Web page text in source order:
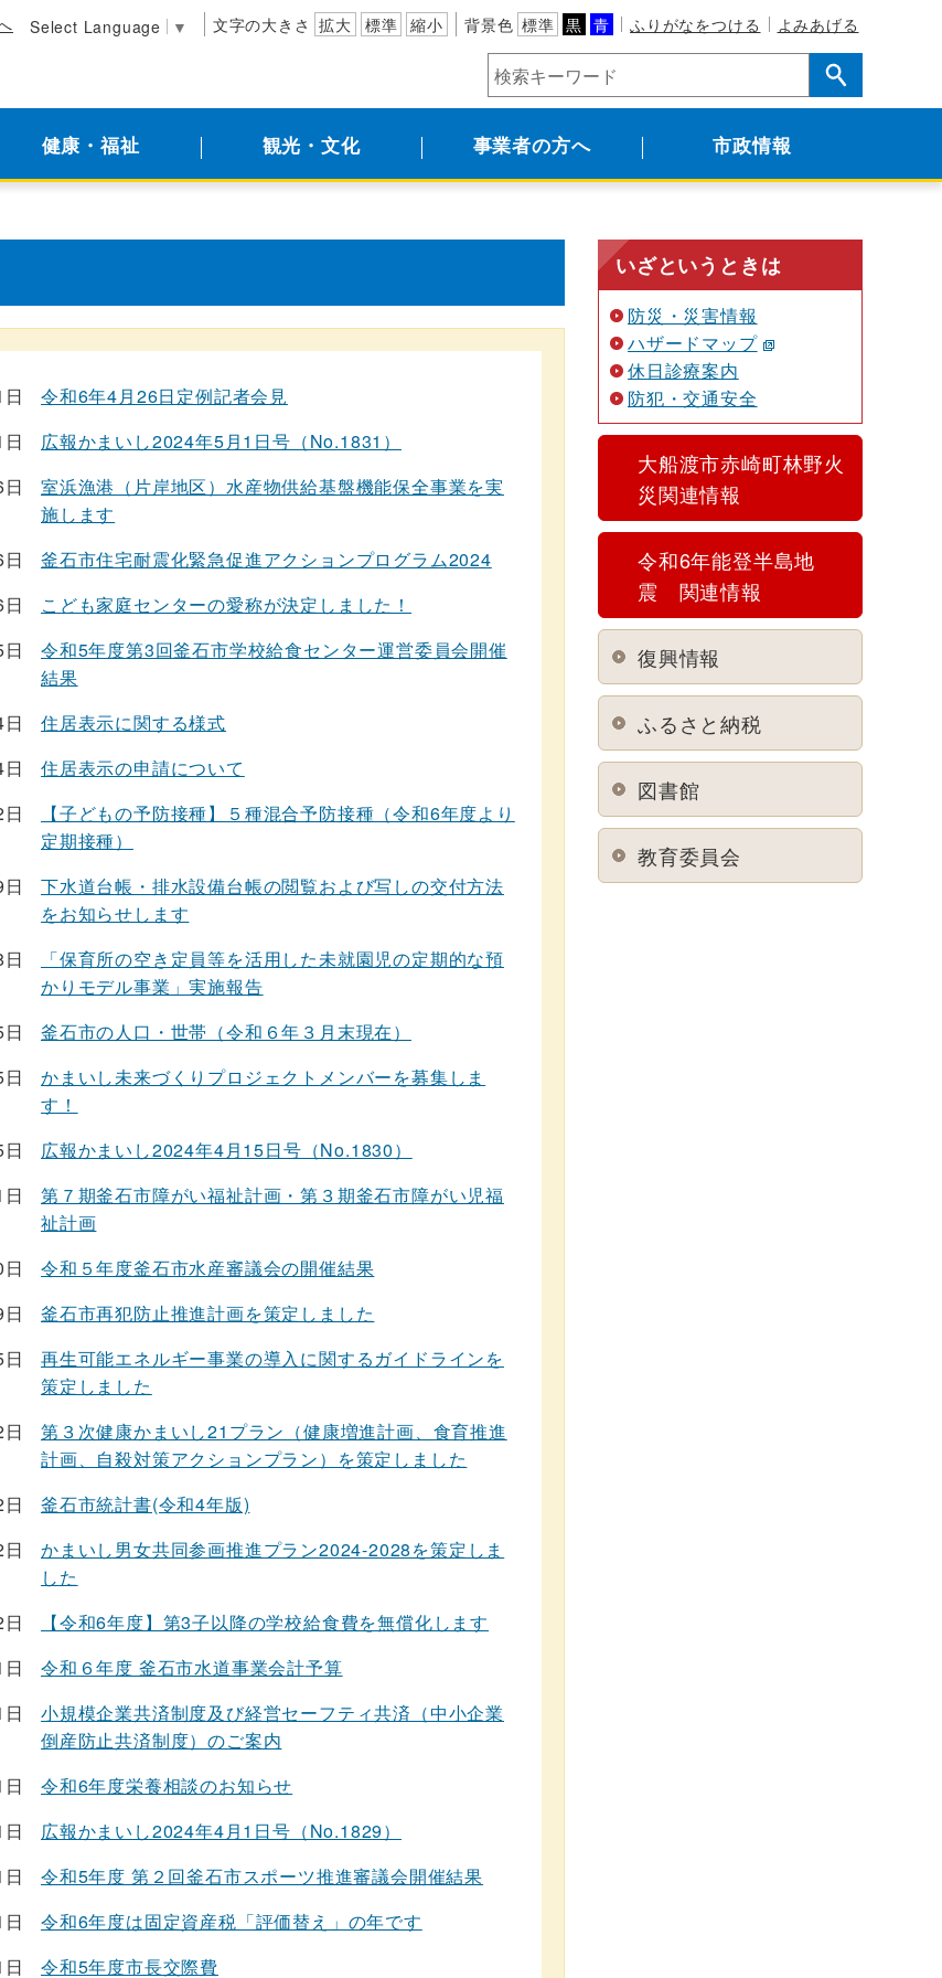
Select Language ▼ 文字の大きさ 拡大 標準 縮小 背景色 標準 黒 青 ふりがなをつける よみあげる
健康・福祉 観光・文化 事業者の方へ 市政情報
令和6年4月26日定例記者会見
広報かまいし2024年5月1日号（No.1831）
室浜漁港（片岸地区）水産物供給基盤機能保全事業を実
施します
釜石市住宅耐震化緊急促進アクションプログラム2024
こども家庭センターの愛称が決定しました！
令和5年度第3回釜石市学校給食センター運営委員会開催
結果
住居表示に関する様式
住居表示の申請について
【子どもの予防接種】５種混合予防接種（令和6年度より
定期接種）
下水道台帳・排水設備台帳の閲覧および写しの交付方法
をお知らせします
「保育所の空き定員等を活用した未就園児の定期的な預
かりモデル事業」実施報告
釜石市の人口・世帯（令和６年３月末現在）
かまいし未来づくりプロジェクトメンバーを募集しま
す！
広報かまいし2024年4月15日号（No.1830）
第７期釜石市障がい福祉計画・第３期釜石市障がい児福
祉計画
令和５年度釜石市水産審議会の開催結果
釜石市再犯防止推進計画を策定しました
再生可能エネルギー事業の導入に関するガイドラインを
策定しました
第３次健康かまいし21プラン（健康増進計画、食育推進
計画、自殺対策アクションプラン）を策定しました
釜石市統計書(令和4年版)
かまいし男女共同参画推進プラン2024-2028を策定しま
した
【令和6年度】第3子以降の学校給食費を無償化します
令和６年度 釜石市水道事業会計予算
小規模企業共済制度及び経営セーフティ共済（中小企業
倒産防止共済制度）のご案内
令和6年度栄養相談のお知らせ
広報かまいし2024年4月1日号（No.1829）
令和5年度 第２回釜石市スポーツ推進審議会開催結果
令和6年度は固定資産税「評価替え」の年です
令和5年度市長交際費
いざというときは
防災・災害情報
ハザードマップ
休日診療案内
防犯・交通安全
大船渡市赤崎町林野火
災関連情報
令和6年能登半島地
震 関連情報
復興情報
ふるさと納税
図書館
教育委員会